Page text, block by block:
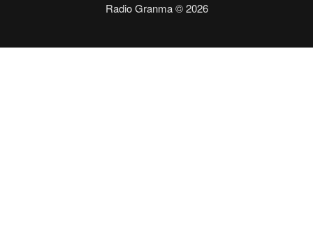
Radio Granma © 2026